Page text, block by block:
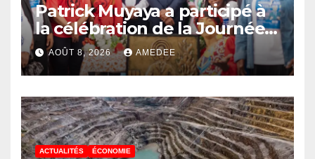
Patrick Muyaya a participé à
la célébration de la Journée
nationale de la Presse
congolaise organisée par la
Tribune des Femmes de
Médias et l’Union Nationale
des Caméramans du Congo
AOÛT 8, 2026 AMEDEE
ACTUALITÉS ÉCONOMIE